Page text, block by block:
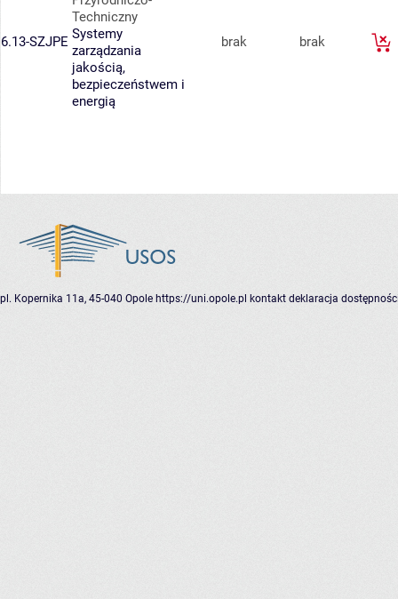
6.13-SZJPE
Techniczny
Systemy
zarządzania
jakością,
bezpieczeństwem i
energią
brak brak
pl. Kopernika 11a, 45-040 Opole https://uni.opole.pl kontakt deklaracja